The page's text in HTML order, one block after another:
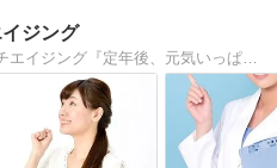
ジング
富士山に登れる体を作るアンチエイジング『定年後、元気いっぱいで、富士山に登れる若い体を手に入れたい』アンチエイジング